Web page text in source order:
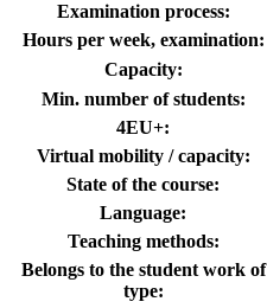
Examination process:
Hours per week, examination:
Capacity:
Min. number of students:
4EU+:
Virtual mobility / capacity:
State of the course:
Language:
Teaching methods:
Belongs to the student work of
type: